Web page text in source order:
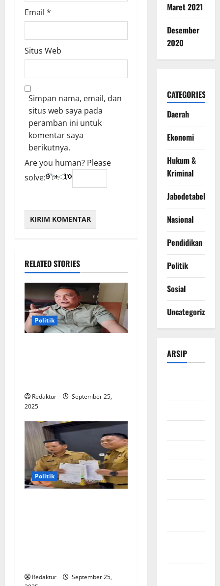
Email *
Situs Web
Simpan nama, email, dan
situs web saya pada
peramban ini untuk
komentar saya
berikutnya.
Are you human? Please
solve:
RELATED STORIES
Politik
Redaktur
September 25,
2025
Politik
Redaktur
September 25,
Maret 2021
Desember
2020
CATEGORIES
Daerah
Ekonomi
Hukum &
Kriminal
Jabodetabek
Nasional
Pendidikan
Politik
Sosial
Uncategorized
ARSIP